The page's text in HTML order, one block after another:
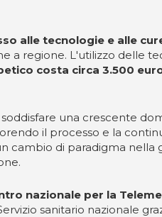
alle tecnologie e alle
a regione. L'utilizzo delle
costa circa 3.500
una crescente
il processo e la
cambio di paradigma
nazionale per la
sanitario nazionale